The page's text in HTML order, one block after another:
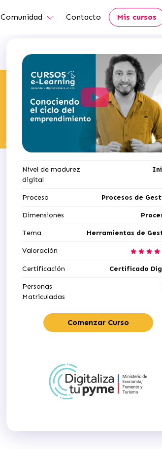
Comunidad Contacto Mis cursos
Nivel de madurez
digital
Proceso Procesos de
Dimensiones
Tema Herramientas de
Valoración
Certificación Certificado
Personas
Matriculadas
Comenzar Curso